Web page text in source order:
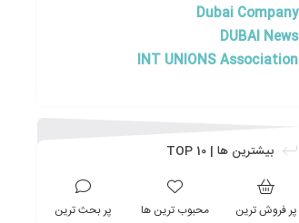
Dubai Company
DUBAI News
INT UNIONS Association
بیشترین ها | TOP 10
پر فروش ترین محبوب ترین ها پر بحث ترین